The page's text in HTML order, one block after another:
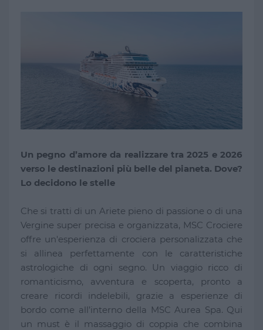
Un pegno d’amore da realizzare tra 2025 e 2026
verso le destinazioni più belle del pianeta. Dove?
Lo decidono le stelle
Che si tratti di un Ariete pieno di passione o di una
Vergine super precisa e organizzata, MSC Crociere
offre un'esperienza di crociera personalizzata che
si allinea perfettamente con le caratteristiche
astrologiche di ogni segno. Un viaggio ricco di
romanticismo, avventura e scoperta, pronto a
creare ricordi indelebili, grazie a esperienze di
bordo come all’interno della MSC Aurea Spa. Qui
un must è il massaggio di coppia che combina